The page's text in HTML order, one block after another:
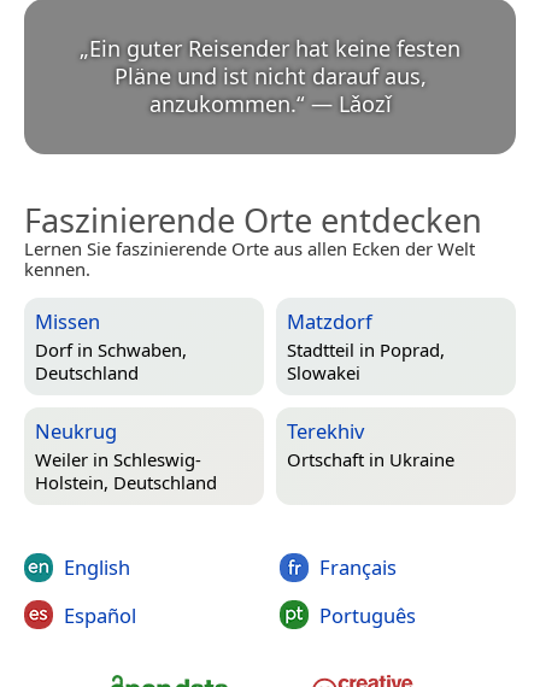
„Ein guter Reisender hat keine festen
Pläne und ist nicht darauf aus,
anzukommen.“ — Lǎozǐ
Faszinierende Orte entdecken
Lernen Sie faszinierende Orte aus allen Ecken der Welt
kennen.
Missen
Dorf in Schwaben,
Deutschland
Matzdorf
Stadtteil in Poprad,
Slowakei
Neukrug
Weiler in Schleswig-
Holstein, Deutschland
Terekhiv
Ortschaft in Ukraine
English
Español
Français
Português